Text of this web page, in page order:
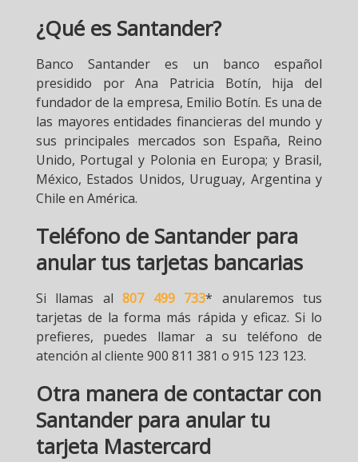
¿Qué es Santander?
Banco Santander es un banco español
presidido por Ana Patricia Botín, hija del
fundador de la empresa, Emilio Botín. Es una de
las mayores entidades financieras del mundo y
sus principales mercados son España, Reino
Unido, Portugal y Polonia en Europa; y Brasil,
México, Estados Unidos, Uruguay, Argentina y
Chile en América.
Teléfono de Santander para
anular tus tarjetas bancarias
Si llamas al807 499 733* anularemos tus
tarjetas de la forma más rápida y eficaz. Si lo
prefieres, puedes llamar a su teléfono de
atención al cliente 900 811 381 o 915 123 123.
Otra manera de contactar con
Santander para anular tu
tarjeta Mastercard